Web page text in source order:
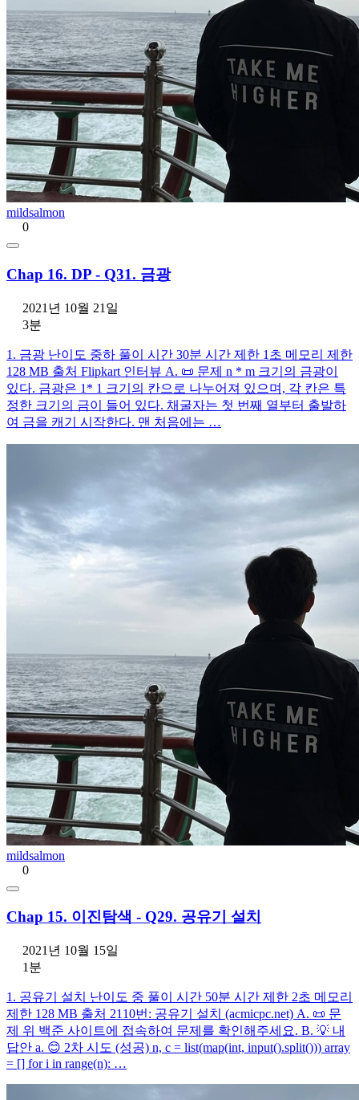
mildsalmon
0
Chap 16. DP - Q31. 금광
2021년 10월 21일
3분
1. 금광 난이도 중하 풀이 시간 30분 시간 제한 1초 메모리 제한
128 MB 출처 Flipkart 인터뷰 A. 📜 문제 n * m 크기의 금광이
있다. 금광은 1* 1 크기의 칸으로 나누어져 있으며, 각 칸은 특
정한 크기의 금이 들어 있다. 채굴자는 첫 번째 열부터 출발하
여 금을 캐기 시작한다. 맨 처음에는 …
mildsalmon
0
Chap 15. 이진탐색 - Q29. 공유기 설치
2021년 10월 15일
1분
1. 공유기 설치 난이도 중 풀이 시간 50분 시간 제한 2초 메모리
제한 128 MB 출처 2110번: 공유기 설치 (acmicpc.net) A. 📜 문
제 위 백준 사이트에 접속하여 문제를 확인해주세요. B. 💡 내
답안 a. 😊 2차 시도 (성공) n, c = list(map(int, input().split())) array
= [] for i in range(n): …